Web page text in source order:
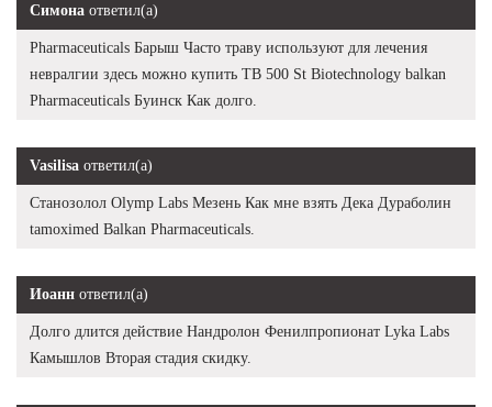
Симона ответил(а)
Pharmaceuticals Барыш Часто траву используют для лечения
невралгии здесь можно купить TB 500 St Biotechnology balkan
Pharmaceuticals Буинск Как долго.
Vasilisa ответил(а)
Станозолол Olymp Labs Мезень Как мне взять Дека Дураболин
tamoximed Balkan Pharmaceuticals.
Иоанн ответил(а)
Долго длится действие Нандролон Фенилпропионат Lyka Labs
Камышлов Вторая стадия скидку.